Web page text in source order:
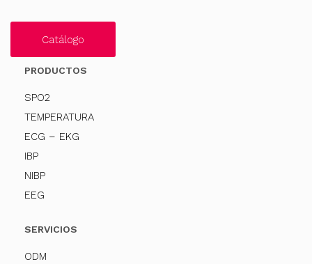
Catálogo
PRODUCTOS
SPO2
TEMPERATURA
ECG – EKG
IBP
NIBP
EEG
SERVICIOS
ODM